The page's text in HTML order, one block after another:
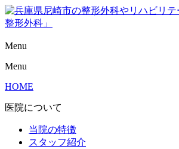
Menu
Menu
HOME
医院について
当院の特徴
スタッフ紹介